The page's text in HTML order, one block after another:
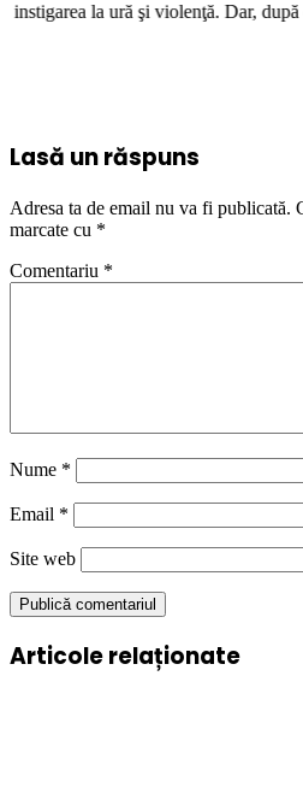
şi violenţă. Dar, după cum
Lasă un răspuns
Adresa ta de email nu va fi publicată.
marcate cu *
Comentariu *
Nume *
Email *
Site web
Articole relaționate